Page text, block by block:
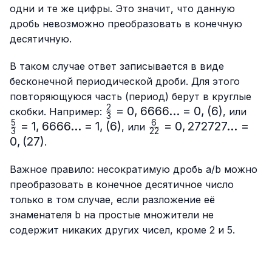
одни и те же цифры. Это значит, что данную
дробь невозможно преобразовать в конечную
десятичную.
В таком случае ответ записывается в виде
бесконечной периодической дроби. Для этого
повторяющуюся часть (период) берут в круглые
скобки. Например: \frac{2}
{3}=0,6666...
3
2 = 0, 6666... = 0, (6), или
{3}=
3
5 = 1, 6666... = 1, (6), или \frac{6}
22
6 = 0, 272727... =
0, (27).
Важное правило: несократимую дробь a/b можно
преобразовать в конечное десятичное число
только в том случае, если разложение её
знаменателя b на простые множители не
содержит никаких других чисел, кроме 2 и 5.